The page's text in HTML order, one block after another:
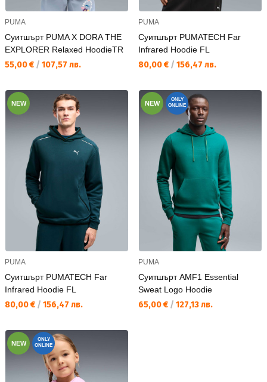
PUMA
Суитшърт PUMA X DORA THE
EXPLORER Relaxed HoodieTR
Текуща цена:
55,00 € / 107,57 лв.
PUMA
Суитшърт PUMATECH Far
Infrared Hoodie FL
Текуща цена:
80,00 € / 156,47 лв.
NEW
PUMA
Суитшърт PUMATECH Far
Infrared Hoodie FL
Текуща цена:
80,00 € / 156,47 лв.
NEW
ONLY
ONLINE
PUMA
Суитшърт AMF1 Essential
Sweat Logo Hoodie
Текуща цена:
65,00 € / 127,13 лв.
NEW
ONLY
ONLINE